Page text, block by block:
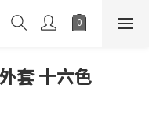
套 十六色